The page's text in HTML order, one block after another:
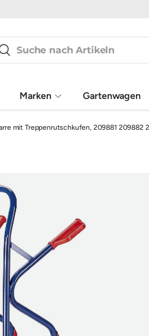
Marken Gartenwagen
mit Treppenrutschkufen, 209881 209882